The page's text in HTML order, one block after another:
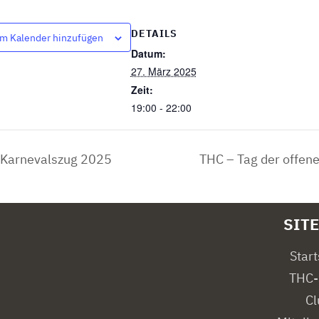
Kalender hinzufügen DETAILS
Datum:
27. März 2025
Zeit:
19:00 - 22:00
2025 THC – Tag der